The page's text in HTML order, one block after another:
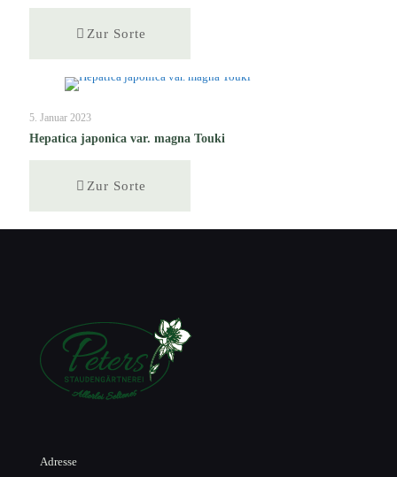
Zur Sorte
5. Januar 2023
Hepatica japonica var. magna Touki
Zur Sorte
Adresse